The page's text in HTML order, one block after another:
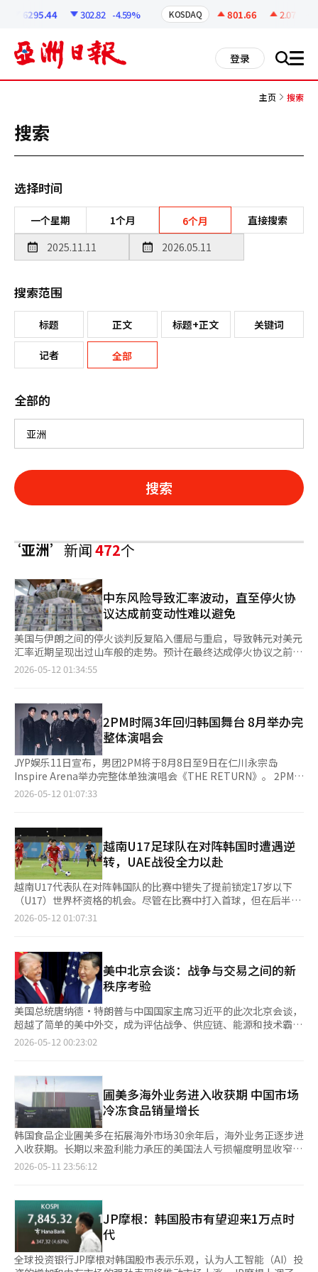
6295.44 302.82 -4.59% KOSDAQ 801.66 2.07
登录 搜 all
主页 搜索
搜索
选择时间
一个星期 1个月 6个月 直接搜索
搜索范围
标题 正文 标题+正文 关键词
记者 全部
全部的
搜索
‘亚洲’新闻472个
中东风险导致汇率波动，直至停火协
议达成前变动性难以避免
美国与伊朗之间的停火谈判反复陷入僵局与重启，导致韩元对美元
汇率近期呈现出过山车般的走势。预计在最终达成停火协议之前，
汇率的波动性将持续。 在11日的首尔外汇市场上，韩元对美元汇
涨至1476韩元，显示出明显的波动性。 近期外汇市场因美国与伊
朗的谈判相关消息而频繁波动。上个月初，汇率曾威胁突破1500
韩元，但随着美伊进入谈判阶段，汇率迅速回落。然而，每当谈判
破裂的可能性和地缘政治紧张局势再次显现时，汇率又会急剧反
弹，波动性依然较高。 实际上，在6日，韩元对美元汇率因外资大
规模购买国内股票以及对美伊停火的期待，盘中一度跌破1440韩
元。然而，在8日地缘政治紧张局势再次升级时，汇率在一天内反
弹近20韩元，反映出市场的不安情绪。 目前，中东风险扩散至全
14日举行的美中领导人峰会前，美国也不希望中东风险扩大，因为
战争若长期化，中国可能会将伊朗问题作为谈判筹码，从而削弱美
国在对华谈判中的力量。 此外，近期日元走强也被认为是缓解韩
元贬值压力的因素之一。日元因日本政府对市场干预的警惕和对利
率政策变化的预期而持续走强。市场普遍认为，日元的强势将引导
亚洲货币的整体同步，从而对韩元产生积极影响。 外部供需条件
同样是韩元的积极因素。根据韩国银行的数据，3月份经常账户盈
余达到3733亿美元，创下历史新高。这是继2月份（2319亿美元）
内美元供应，从而缓解了汇率上升的压力。 然而，市场也不排除
中东风险再次扩大时，汇率可能重新威胁1500韩元的可能性。由
于谈判和停火讨论反复进行，预计在最终达成协议之前，汇率将保
持高波动性。如果国际油价再次急剧上涨，进口物价上升和风险规
避情绪同时加剧，韩元贬值压力可能再次增大。 iM证券研究员朴
相贤表示：“在美中领导人峰会前后，需要关注人民币和日元的进
一步走强情况。他指出，美国与伊朗之间的停火谈判僵局导致高油
价和波动性成为全球外汇市场的最大变量，但如果情况没有急剧变
2026-05-12 01:34:55
2PM时隔3年回归韩国舞台 8月举办完
整体演唱会
JYP娱乐11日宣布，男团2PM将于8月8日至9日在仁川永宗岛
Inspire Arena举办完整体单独演唱会《THE RETURN》。 2PM于
前一日在东京巨蛋举行的日本出道15周年纪念演唱会上，通过现场
等代表歌曲。这也是2PM继2016年入伍前演出后，时隔10年再次
登上东京巨蛋舞台。 2PM计划通过8月的仁川演唱会，将完整体回
归热度延续至韩国国内市场。这也是继2023年9月《It’s 2PM》
之后，组合时隔约3年再次举办完整体韩国演唱会。 JYP娱乐方面
表示：“2PM将弥补粉丝长时间等待的遗憾，并把东京巨蛋演唱会
的热烈氛围延续至Inspire Arena。” 2PM于2008年凭借《10分满
分的10分》正式出道，随后通过《Again & Again》
《Heartbeat》《Without You》等热门歌曲在韩国及亚洲市场收
了“野兽偶像”的称号。
2026-05-12 01:07:33
越南U17足球队在对阵韩国时遭遇逆
转，UAE战役全力以赴
越南U17代表队在对阵韩国队的比赛中错失了提前锁定17岁以下
（U17）世界杯资格的机会。尽管在比赛中打入首球，但在后半段
接连失去4球，最终以1-4落败。因此，越南队的8强晋级和世界杯
晨进行的2026年亚洲足球联合会（AFC）U17锦标赛C组第二轮比
赛中，主教练克里斯蒂亚努·罗兰德（Cristiano Rolando）带领
的越南队以1-4不敌韩国队。越南队在上半场第33分钟，由接到道
阮贵芳（Đào Quí Vương）传球的黎氏博（Lê Sĩ Bắc）打入首
球，成功取得领先。 在上半场，越南队凭借紧凑的防守和快速的
边路进攻给韩国队施加了压力。然而，进入下半场后，韩国队的攻
势逐渐增强，比赛的节奏开始向韩国倾斜。最终在下半场第38分
钟，安善贤（Ahn Seon-hyun）在禁区内获得的任意球机会中，
南队明显出现了动摇。两分钟后，防守失误导致南义安（Nam Ý
An）再度破门。下半场第43分钟，安周完（An Ju-wan）成功打
入中距离射门，补时第3分钟，金志宇（Kim Ji-woo）又打入锁定
胜局的进球，最终比分定格在1-4。 这场失利使越南队未能提前锁
定世界杯资格。越南队将在14日零时（当地时间）与UAE U17进
行最后一场比赛，如果获胜，将大大提高晋级8强和进入2026年卡
塔尔U17世界杯的可能性。本次比赛中，晋级8强的队伍将直接获
得世界杯资格。 越南足球协会（VFF）在比赛结束后通过官方网站
最后一场比赛中需要付出更大的努力。”协会还表示：“越南U17
队尚未提前获得世界杯资格，仍有一场比赛要打，因此将继续向世
界舞台发起挑战。” VFF的官方粉丝页面提到：“比赛结束后，
VFF主席陈国全（Trần Quốc Tuấn）和克里斯蒂亚努·罗兰德教
练亲自下到更衣室与球员们见面，给予鼓励。”并表示：“虽然未
能取得理想的结果，但这场比赛将成为年轻球员成长和积累国际经
2026-05-12 01:07:31
美中北京会谈：战争与交易之间的新
秩序考验
美国总统唐纳德·特朗普与中国国家主席习近平的此次北京会谈，
超越了简单的美中外交，成为评估战争、供应链、能源和技术霸权
等多重冲突的新国际秩序的试金石。特别是在中东战争长期化的背
和台湾问题似乎是核心议题，但实际上，会议的重心很可能会集中
在如何管理伊朗战争后动荡的全球经济和安全秩序上。美国可能会
利用中国作为伊朗原油最大买家的身份，施压中国进行合作。相
反，中国可能会强调其作为“稳定管理者”的形象，而不是直接支
持美国对伊朗的压力，以防止国际油价飙升和全球经济衰退。 特
朗普总统在此方面也有现实考量。中东战争越是长期化，国际油价
和物价就越不稳定，这最终会对美国的消费和金融市场造成压力。
尤其是在11月的中期选举前，特朗普政府可能会发现，与中国保持
在经济放缓和出口不佳的情况下，增加与美国的贸易不确定性。因
此，双方都可能更倾向于控制战略竞争的成本，而不是让对方屈
服。 然而，这并不意味着美中关系的根本改善。此次会谈更像是
重新调整竞争规则的场所，而非停止竞争。美国在高端半导体、人
工智能和安全领域将继续对中国进行遏制，同时希望扩大农产品、
飞机和能源交易等实际利益；而中国则可能会集中精力降低美国在
2026-05-12 00:23:02
圃美多海外业务进入收获期 中国市场
冷冻食品销量增长
韩国食品企业圃美多在拓展海外市场30余年后，海外业务正逐步进
入收获期。长期以来盈利能力承压的美国法人亏损幅度明显收窄，
中国法人则凭借冷冻食品和面类产品保持增长势头。随着韩国食品
其中海外业务销售额达到6669亿韩元，占整体销售额约26%。业
内认为，在全球韩国食品需求增长带动下，其海外销售占比有望进
一步提升至30%。 目前，圃美多已在美国、中国、日本、越南及
欧洲等地设立海外法人。虽然整体海外业务仍处于亏损状态，但亏
损规模持续缩小。数据显示，去年海外法人净亏损约76亿韩元，较
2026-05-11 23:56:12
JP摩根：韩国股市有望迎来1万点时
代
全球投资银行JP摩根对韩国股市表示乐观，认为人工智能（AI）投